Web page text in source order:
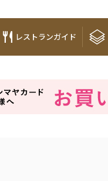
レストランガイド